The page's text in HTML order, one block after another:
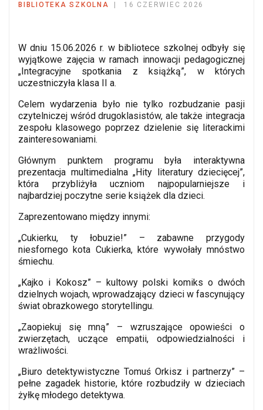
BIBLIOTEKA SZKOLNA 16 CZERWIEC 2026
W dniu 15.06.2026 r. w bibliotece szkolnej odbyły się
wyjątkowe zajęcia w ramach innowacji pedagogicznej
„Integracyjne spotkania z książką”, w których
uczestniczyła klasa II a.
Celem wydarzenia było nie tylko rozbudzanie pasji
czytelniczej wśród drugoklasistów, ale także integracja
zespołu klasowego poprzez dzielenie się literackimi
zainteresowaniami.
Głównym punktem programu była interaktywna
prezentacja multimedialna „Hity literatury dziecięcej”,
która przybliżyła uczniom najpopularniejsze i
najbardziej poczytne serie książek dla dzieci.
Zaprezentowano między innymi:
„Cukierku, ty łobuzie!” – zabawne przygody
niesfornego kota Cukierka, które wywołały mnóstwo
śmiechu.
„Kajko i Kokosz” – kultowy polski komiks o dwóch
dzielnych wojach, wprowadzający dzieci w fascynujący
świat obrazkowego storytellingu.
„Zaopiekuj się mną” – wzruszające opowieści o
zwierzętach, uczące empatii, odpowiedzialności i
wrażliwości.
„Biuro detektywistyczne Tomuś Orkisz i partnerzy” –
pełne zagadek historie, które rozbudziły w dzieciach
żyłkę młodego detektywa.